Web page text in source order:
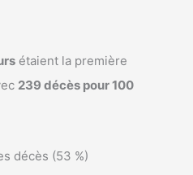
étaient la première
239 décès pour 100
décès (53 %)